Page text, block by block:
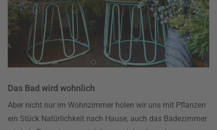
Das Bad wird wohnlich
Aber nicht nur im Wohnzimmer holen wir uns mit Pflanzen
ein Stück Natürlichkeit nach Hause, auch das Badezimmer